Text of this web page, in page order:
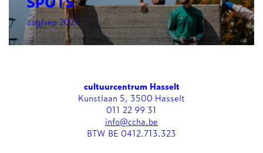
aug/sep 2027
cultuurcentrum Hasselt
Kunstlaan 5, 3500 Hasselt
011 22 99 31
info@ccha.be
BTW BE 0412.713.323